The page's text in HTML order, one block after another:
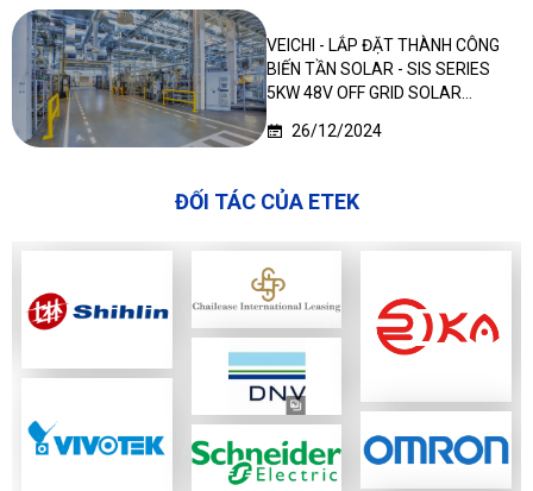
VEICHI - LẮP ĐẶT THÀNH CÔNG
BIẾN TẦN SOLAR - SIS SERIES
5KW 48V OFF GRID SOLAR
26/12/2024
ĐỐI TÁC CỦA ETEK